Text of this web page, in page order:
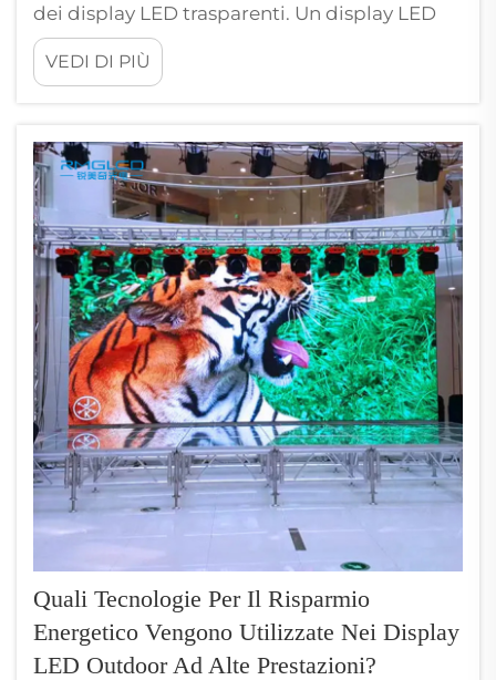
dei display LED trasparenti. Un display LED
trasparente funziona secondo un principio
strutturale fondamentalmente diverso
rispetto ai normali pannelli digitali. Invece di
griglia di pixel disposta in modo...
VEDI DI PIÙ
Quali Tecnologie Per Il Risparmio
Energetico Vengono Utilizzate Nei Display
LED Outdoor Ad Alte Prestazioni?